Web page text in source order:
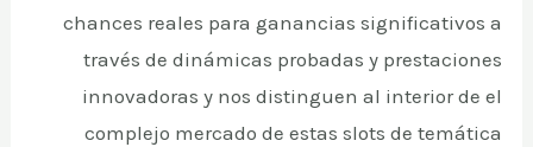
chances reales para ganancias significativos a
través de dinámicas probadas y prestaciones
innovadoras y nos distinguen al interior de el
complejo mercado de estas slots de temática